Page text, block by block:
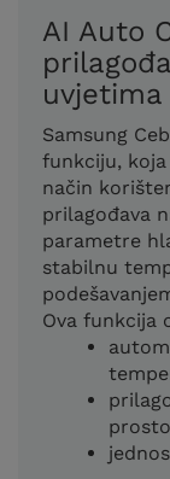
AI Auto
uvjetima
Samsung
funkciju,
način
prilagođava
parametre
stabilnu
Ova funkcija